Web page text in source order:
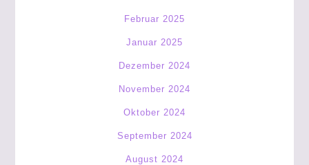
Februar 2025
Januar 2025
Dezember 2024
November 2024
Oktober 2024
September 2024
August 2024